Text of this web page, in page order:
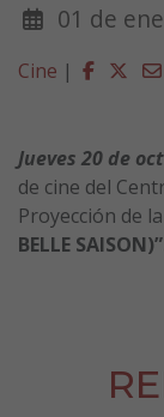
01 de
Cine |
Jueves 20 de
de cine del
Proyección de
BELLE SAISON)”